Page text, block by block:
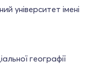
університет імені
географії